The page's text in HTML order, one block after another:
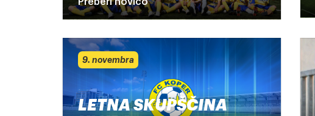
9. novembra
LETNA SKUPŠČINA